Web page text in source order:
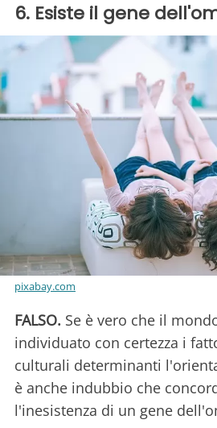
6. Esiste il gene
pixabay.com
FALSO. Se è vero che il
individuato con certezza i
culturali determinanti
è anche indubbio che
l'inesistenza di un gene